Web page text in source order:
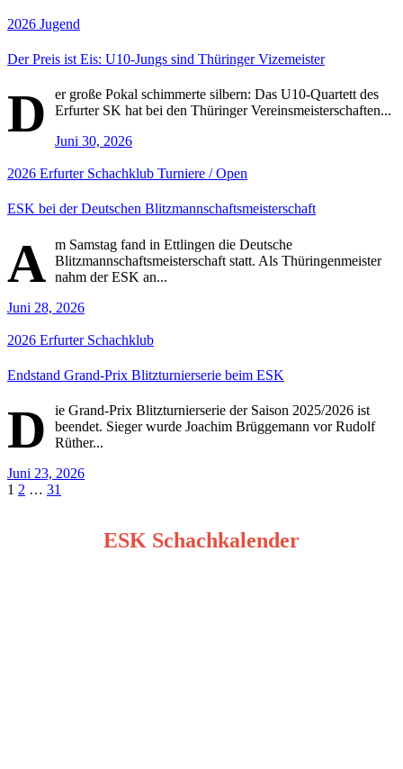
2026 Jugend
Der Preis ist Eis: U10-Jungs sind Thüringer Vizemeister
D
er große Pokal schimmerte silbern: Das U10-Quartett des
Erfurter SK hat bei den Thüringer Vereinsmeisterschaften...
Juni 30, 2026
2026 Erfurter Schachklub Turniere / Open
ESK bei der Deutschen Blitzmannschaftsmeisterschaft
A m Samstag fand in Ettlingen die Deutsche
Blitzmannschaftsmeisterschaft statt. Als Thüringenmeister
nahm der ESK an...
Juni 28, 2026
2026 Erfurter Schachklub
Endstand Grand-Prix Blitzturnierserie beim ESK
D
ie Grand-Prix Blitzturnierserie der Saison 2025/2026 ist
beendet. Sieger wurde Joachim Brüggemann vor Rudolf
Rüther...
Juni 23, 2026
Seitennummerierung
1 2 … 31
ESK Schachkalender